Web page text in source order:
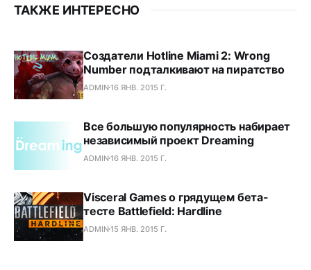
ТАКЖЕ ИНТЕРЕСНО
Создатели Hotline Miami 2: Wrong
Number подталкивают на пиратство
ADMIN16 ЯНВ. 2015 Г.
Все большую популярность набирает
независимый проект Dreaming
ADMIN16 ЯНВ. 2015 Г.
Visceral Games о грядущем бета-
тесте Battlefield: Hardline
ADMIN15 ЯНВ. 2015 Г.